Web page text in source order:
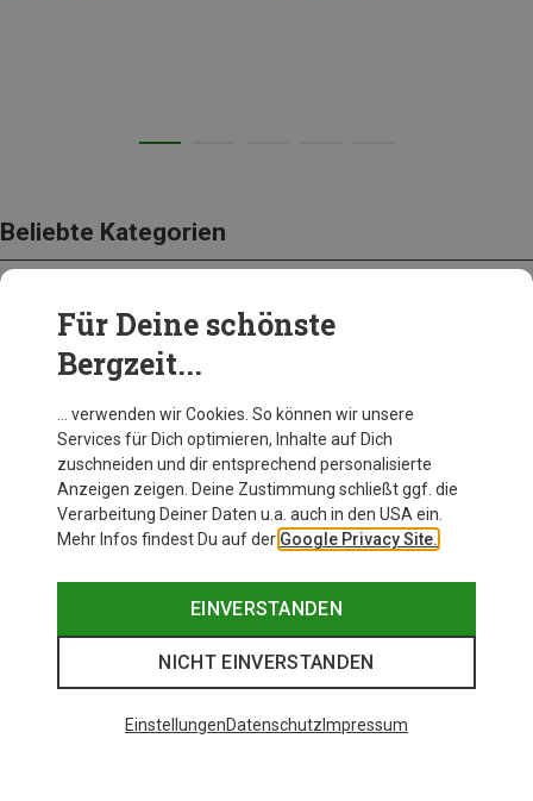
Beliebte Kategorien
BEKLEIDUNG
Für Deine schönste
Bergzeit...
… verwenden wir Cookies. So können wir unsere
Services für Dich optimieren, Inhalte auf Dich
zuschneiden und dir entsprechend personalisierte
Anzeigen zeigen. Deine Zustimmung schließt ggf. die
Verarbeitung Deiner Daten u.a. auch in den USA ein.
Mehr Infos findest Du auf der Google Privacy Site.
EINVERSTANDEN
NICHT EINVERSTANDEN
EinstellungenDatenschutz Impressum